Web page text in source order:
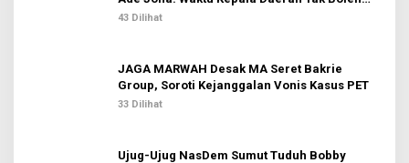
Terbuang Sia-sia
43 Dilihat
JAGA MARWAH Desak MA Seret Bakrie
Group, Soroti Kejanggalan Vonis Kasus PET
33 Dilihat
Ujug-Ujug NasDem Sumut Tuduh Bobby